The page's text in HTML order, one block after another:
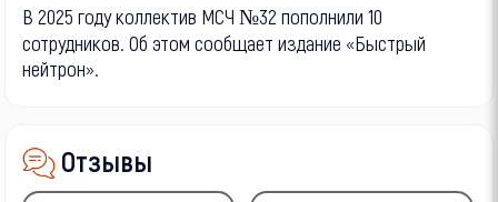
В 2025 году коллектив МСЧ №32 пополнили 10
сотрудников. Об этом сообщает издание «Быстрый
нейтрон».
Отзывы